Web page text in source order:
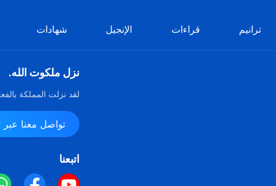
ترانيم قراءات الإنجيل شهادات
نزل ملكوت الله.
لقد نزلت المملكة
تواصل معنا عبر Messenger
اتبعنا